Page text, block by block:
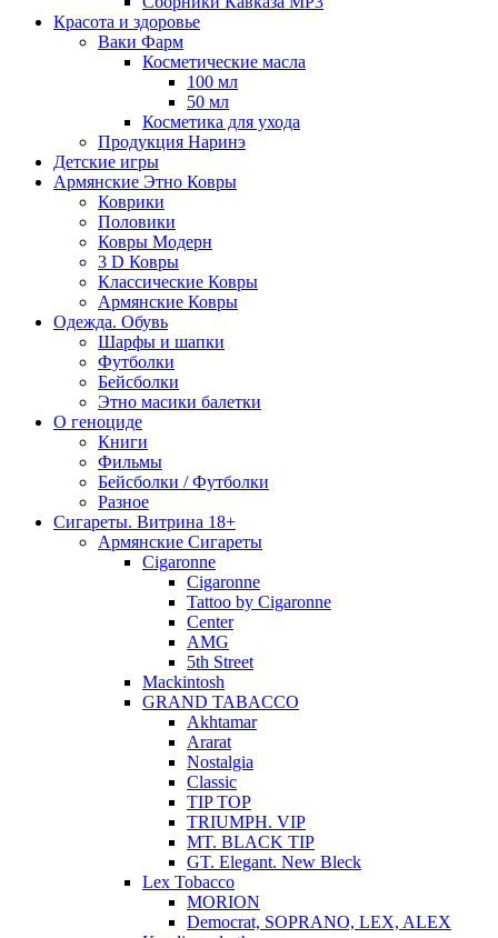
Красота и здоровье
Ваки Фарм
Косметические масла
100 мл
50 мл
Косметика для ухода
Продукция Наринэ
Детские игры
Армянские Этно Ковры
Коврики
Половики
Ковры Модерн
3 D Ковры
Классические Ковры
Армянские Ковры
Одежда. Обувь
Шарфы и шапки
Футболки
Бейсболки
Этно масики балетки
О геноциде
Книги
Фильмы
Бейсболки / Футболки
Разное
Сигареты. Витрина 18+
Армянские Сигареты
Cigaronne
Cigaronne
Tattoo by Cigaronne
Center
AMG
5th Street
Mackintosh
GRAND TABACCO
Akhtamar
Ararat
Nostalgia
Classic
TIP TOP
TRIUMPH. VIP
MT. BLACK TIP
GT. Elegant. New Bleck
Lex Tobacco
MORION
Democrat, SOPRANO, LEX, ALEX